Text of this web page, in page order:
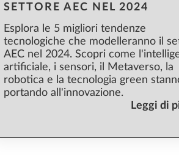
SETTORE AEC NEL 2024
Esplora le 5 migliori tendenze
tecnologiche che modelleranno il
AEC nel 2024. Scopri come
artificiale, i sensori, il Metaverso, la
robotica e la tecnologia green
portando all'innovazione.
Leggi di